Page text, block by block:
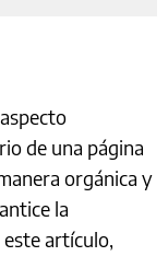
de una página
orgánica y
la
artículo,